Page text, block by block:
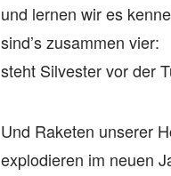
und lernen wir es
sind’s zusammen vier:
steht Silvester vor der
Und Raketen unserer
explodieren im neuen